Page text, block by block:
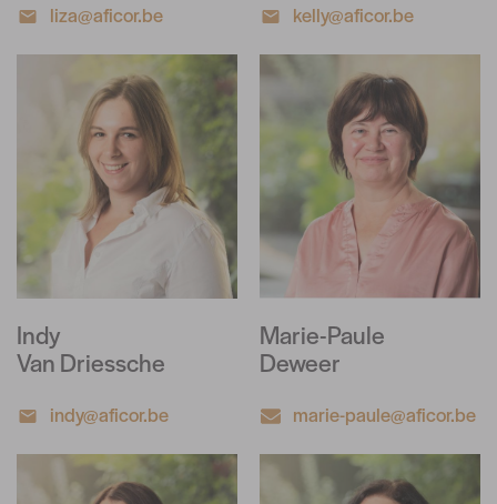
liza@aficor.be kelly@aficor.be
Indy
Van Driessche
indy@aficor.be
Marie-Paule
Deweer
marie-paule@aficor.be